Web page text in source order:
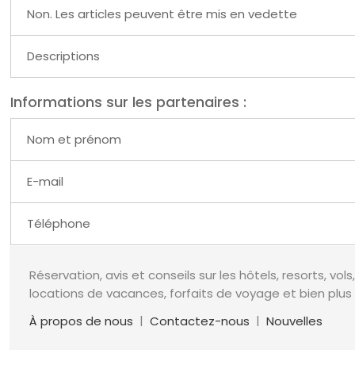
Non. Les articles peuvent être mis en vedette
Descriptions
Informations sur les partenaires :
Nom et prénom
E-mail
Téléphone
Réservation, avis et conseils sur les hôtels, resorts, vols,
locations de vacances, forfaits de voyage et bien plus
À propos de nous | Contactez-nous | Nouvelles